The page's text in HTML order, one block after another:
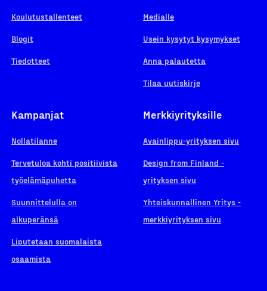
Koulutustallenteet
Blogit
Tiedotteet
Medialle
Usein kysytyt kysymykset
Anna palautetta
Tilaa uutiskirje
Kampanjat
Nollatilanne
Tervetuloa kohti positiivista
työelämäpuhetta
Suunnittelulla on
alkuperänsä
Liputetaan suomalaista
osaamista
Merkkiyrityksille
Avainlippu-yrityksen sivu
Design from Finland -
yrityksen sivu
Yhteiskunnallinen Yritys -
merkkiyrityksen sivu